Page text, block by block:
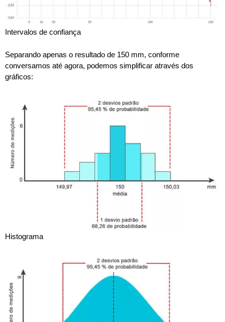
Intervalos de confiança
Separando apenas o resultado de 150 mm, conforme
conversamos até agora, podemos simplificar através dos
gráficos:
Histograma